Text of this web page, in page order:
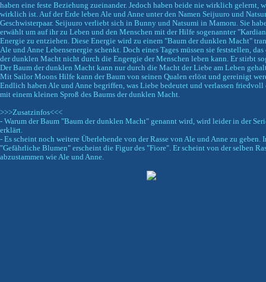
haben eine feste Beziehung zueinander. Jedoch haben beide nie wirklich gelernt,
wirklich ist. Auf der Erde leben Ale und Anne unter den Namen Seijuuro und
Geschwisterpaar. Seijuuro verliebt sich in Bunny und Natsumi in Mamoru. Sie
erwählt um auf ihr zu Leben und den Menschen mit der Hilfe sogenannter
Energie zu entziehen. Diese Energie wird zu einem "Baum der dunklen Macht"
Ale und Anne Lebensenergie schenkt. Doch eines Tages müssen sie feststellen, das
der dunklen Macht nicht durch die Engergie der Menschen leben kann. Er stirbt
Der Baum der dunklen Macht kann nur durch die Macht der Liebe am Leben
Mit Sailor Moons Hilfe kann der Baum von seinen Qualen erlöst und gereinigt
Endlich haben Ale und Anne begriffen, was Liebe bedeutet und verlassen friedvoll
mit einem kleinen Sproß des Baums der dunklen Macht.
>>>Zusatzinfos<<<
- Warum der Baum "Baum der dunklen Macht" genannt wird, wird leider in der
erklärt.
- Es scheint noch weitere Überlebende von der Rasse von Ale und Anne zu geben.
"Gefährliche Blumen" erscheint die Figur des "Fiore". Er scheint von der selben
abzustammen wie Ale und Anne.